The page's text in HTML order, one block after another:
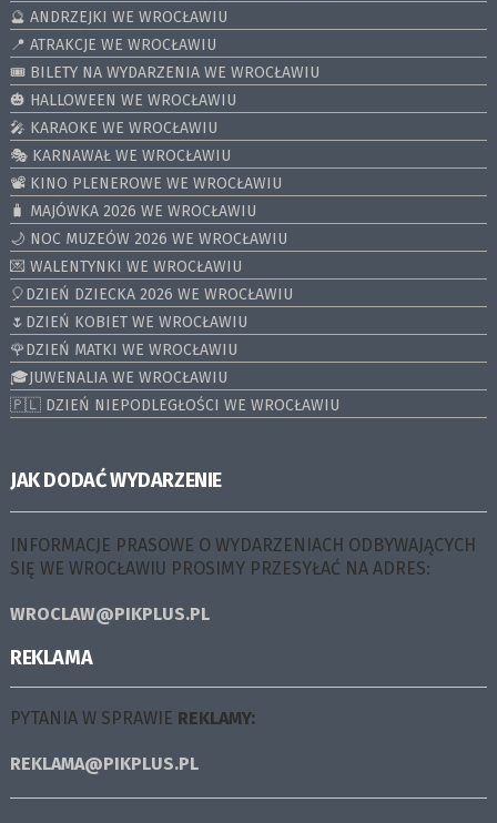
🔮 ANDRZEJKI WE WROCŁAWIU
📍 ATRAKCJE WE WROCŁAWIU
🎟️ BILETY NA WYDARZENIA WE WROCŁAWIU
🎃 HALLOWEEN WE WROCŁAWIU
🎤 KARAOKE WE WROCŁAWIU
🎭 KARNAWAŁ WE WROCŁAWIU
📽️ KINO PLENEROWE WE WROCŁAWIU
🧳 MAJÓWKA 2026 WE WROCŁAWIU
🌙 NOC MUZEÓW 2026 WE WROCŁAWIU
💌 WALENTYNKI WE WROCŁAWIU
🎈DZIEŃ DZIECKA 2026 WE WROCŁAWIU
🌷DZIEŃ KOBIET WE WROCŁAWIU
🌹DZIEŃ MATKI WE WROCŁAWIU
🎓JUWENALIA WE WROCŁAWIU
🇵🇱 DZIEŃ NIEPODLEGŁOŚCI WE WROCŁAWIU
JAK DODAĆ WYDARZENIE
INFORMACJE PRASOWE O WYDARZENIACH ODBYWAJĄCYCH
SIĘ WE WROCŁAWIU PROSIMY PRZESYŁAĆ NA ADRES:
WROCLAW@PIKPLUS.PL
REKLAMA
PYTANIA W SPRAWIE REKLAMY:
REKLAMA@PIKPLUS.PL